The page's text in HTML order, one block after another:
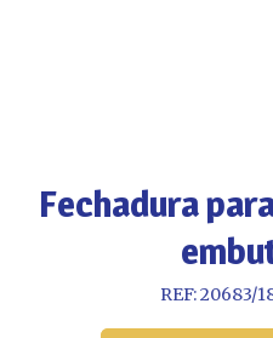
Fechadura
REF: 20683/